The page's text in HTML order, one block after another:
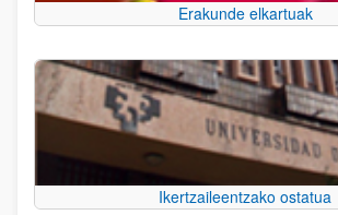
Erakunde elkartuak
Ikertzaileentzako ostatua